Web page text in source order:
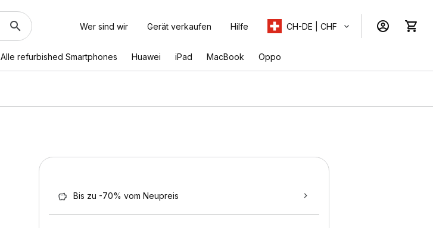
Wer sind wir Gerät verkaufen Hilfe CH-DE | CHF
Alle refurbished Smartphones Huawei iPad MacBook Oppo
Bis zu -70% vom Neupreis